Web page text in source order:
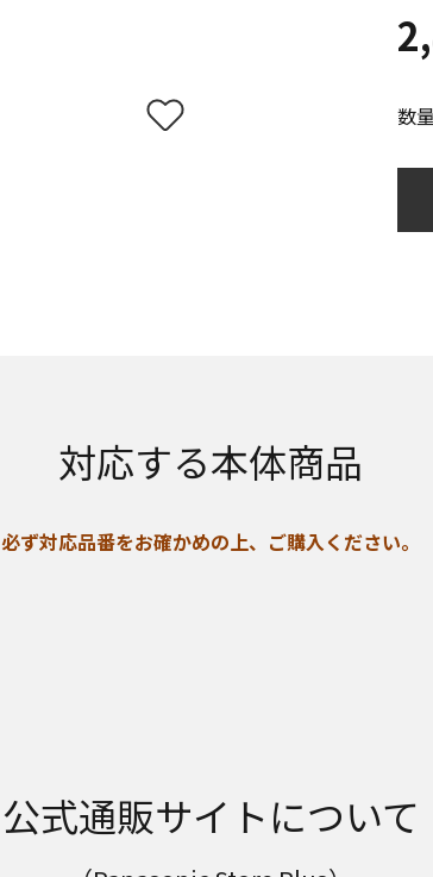
数
対応する本体商品
必ず対応品番をお確かめの上、ご購入ください。
公式通販サイトについて